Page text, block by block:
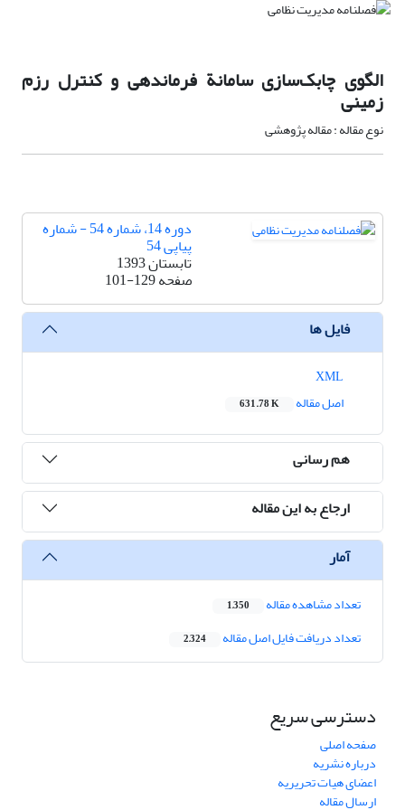
الگوی چابک‌سازی سامانة فرماندهی و کنترل رزم
زمینی
نوع مقاله : مقاله پژوهشی
دوره 14، شماره 54 - شماره
پیاپی 54
تابستان 1393
صفحه101-129
فایل ها
اصل مقاله
631.78 K
هم رسانی
ارجاع به این مقاله
آمار
تعداد مشاهده مقاله 1,350
تعداد دریافت فایل اصل مقاله 2,324
دسترسی سریع
صفحه اصلی
درباره نشریه
اعضای هیات تحریریه
ارسال مقاله